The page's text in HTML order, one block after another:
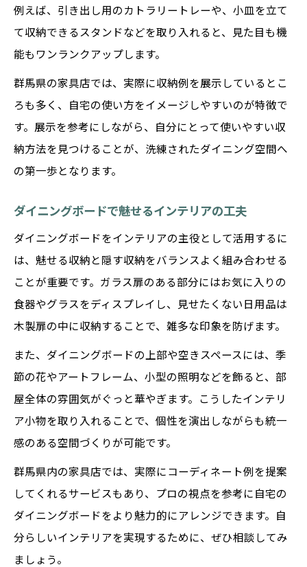
例えば、引き出し用のカトラリートレーや、小皿を立て
て収納できるスタンドなどを取り入れると、見た目も機
能もワンランクアップします。
群馬県の家具店では、実際に収納例を展示しているとこ
ろも多く、自宅の使い方をイメージしやすいのが特徴で
す。展示を参考にしながら、自分にとって使いやすい収
納方法を見つけることが、洗練されたダイニング空間へ
の第一歩となります。
ダイニングボードで魅せるインテリアの工夫
ダイニングボードをインテリアの主役として活用するに
は、魅せる収納と隠す収納をバランスよく組み合わせる
ことが重要です。ガラス扉のある部分にはお気に入りの
食器やグラスをディスプレイし、見せたくない日用品は
木製扉の中に収納することで、雑多な印象を防げます。
また、ダイニングボードの上部や空きスペースには、季
節の花やアートフレーム、小型の照明などを飾ると、部
屋全体の雰囲気がぐっと華やぎます。こうしたインテリ
ア小物を取り入れることで、個性を演出しながらも統一
感のある空間づくりが可能です。
群馬県内の家具店では、実際にコーディネート例を提案
してくれるサービスもあり、プロの視点を参考に自宅の
ダイニングボードをより魅力的にアレンジできます。自
分らしいインテリアを実現するために、ぜひ相談してみ
ましょう。